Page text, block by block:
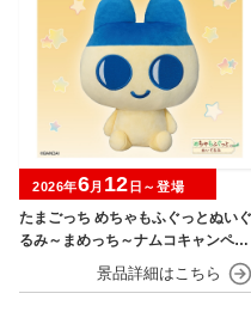
たまごっち めちゃもふぐっとぬいぐ
るみ～まめっち～ナムコキャンペー
2026年6月 12 日～登場